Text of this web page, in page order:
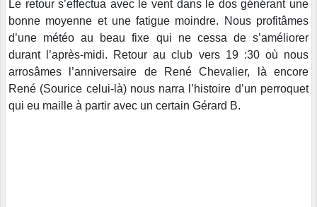
Le retour s’effectua avec le vent dans le dos générant une
bonne moyenne et une fatigue moindre. Nous profitâmes
d’une météo au beau fixe qui ne cessa de s’améliorer
durant l’après-midi. Retour au club vers 19 :30 où nous
arrosâmes l’anniversaire de René Chevalier, là encore
René (Sourice celui-là) nous narra l’histoire d’un perroquet
qui eu maille à partir avec un certain Gérard B.